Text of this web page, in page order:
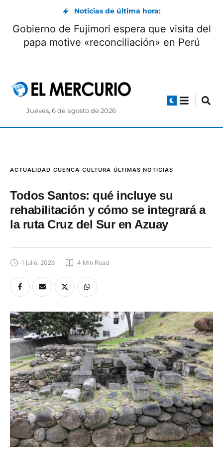
Noticias de última hora:
capacita sobre control financiero para
las elecciones
Jueves, 6 de agosto de 2026
ACTUALIDAD CUENCA CULTURA ÚLTIMAS NOTICIAS
Todos Santos: qué incluye su
rehabilitación y cómo se integrará a
la ruta Cruz del Sur en Azuay
1 julio, 2026 4 Min Read